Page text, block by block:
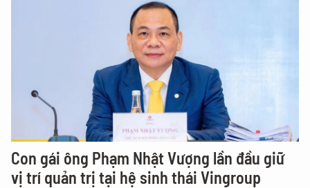
Con gái ông Phạm Nhật Vượng lần đầu giữ
vị trí quản trị tại hệ sinh thái Vingroup